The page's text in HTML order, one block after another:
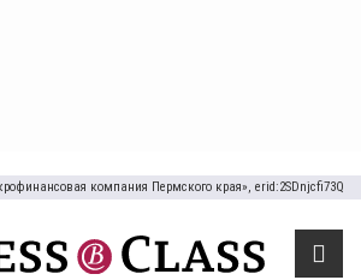
компания Пермского края», erid:2SDnjcfi73Q